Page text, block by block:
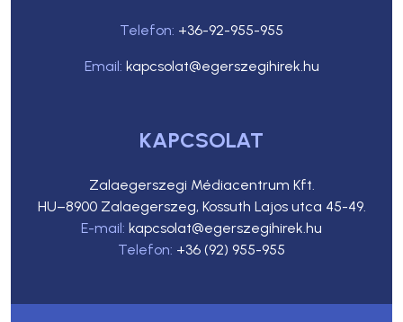
Telefon: +36-92-955-955
Email: kapcsolat@egerszegihirek.hu
KAPCSOLAT
Zalaegerszegi Médiacentrum Kft.
HU–8900 Zalaegerszeg, Kossuth Lajos utca 45-49.
E-mail: kapcsolat@egerszegihirek.hu
Telefon: +36 (92) 955-955